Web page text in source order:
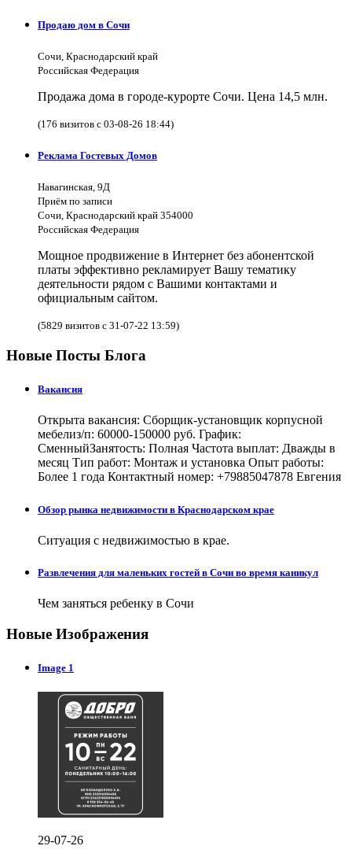
Продаю дом в Сочи
Сочи, Краснодарский край
Российская Федерация
Продажа дома в городе-курорте Сочи. Цена 14,5 млн.
(176 визитов с 03-08-26 18:44)
Реклама Гостевых Домов
Навагинская, 9Д
Приём по записи
Сочи, Краснодарский край 354000
Российская Федерация
Мощное продвижение в Интернет без абонентской
платы эффективно рекламирует Вашу тематику
деятельности рядом с Вашими контактами и
официальным сайтом.
(5829 визитов с 31-07-22 13:59)
Новые Посты Блога
Вакансия
Открыта вакансия: Сборщик-установщик корпусной
мебелиз/п: 60000-150000 руб. График:
СменныйЗанятость: Полная Частота выплат: Дважды в
месяц Тип работ: Монтаж и установка Опыт работы:
Более 1 года Контактный номер: +79885047878 Евгения
Обзор рынка недвижимости в Краснодарском крае
Ситуация с недвижимостью в крае.
Развлечения для маленьких гостей в Сочи во время каникул
Чем заняться ребенку в Сочи
Новые Изображения
Image 1
29-07-26